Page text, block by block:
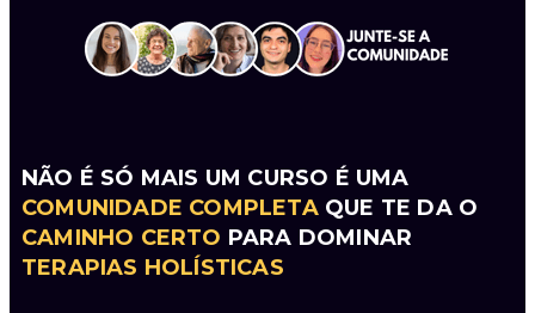
NÃO É SÓ MAIS UM CURSO É UMA
COMUNIDADE COMPLETAQUE TE DA O
CAMINHO CERTO PARA DOMINAR
TERAPIAS HOLÍSTICAS